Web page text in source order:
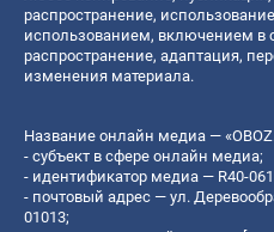
распространение,
использованием, включением в
распространение, адаптация,
изменения материала.
Название онлайн медиа —
- субъект в сфере онлайн медиа;
- идентификатор медиа — R40-
- почтовый адрес — ул.
01013;